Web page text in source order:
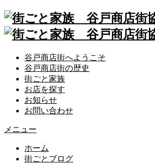
谷戸商店街へようこそ
谷戸商店街の歴史
街ごと家族
お店を探す
お知らせ
お問い合わせ
メニュー
ホーム
街ごとブログ